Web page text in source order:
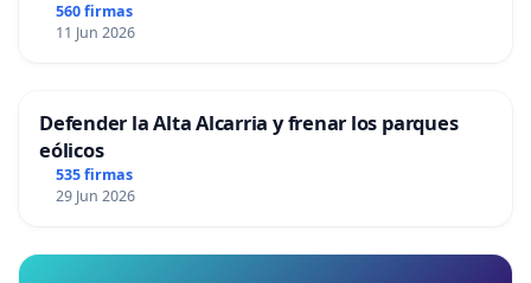
560 firmas
11 Jun 2026
Defender la Alta Alcarria y frenar los parques
eólicos
535 firmas
29 Jun 2026